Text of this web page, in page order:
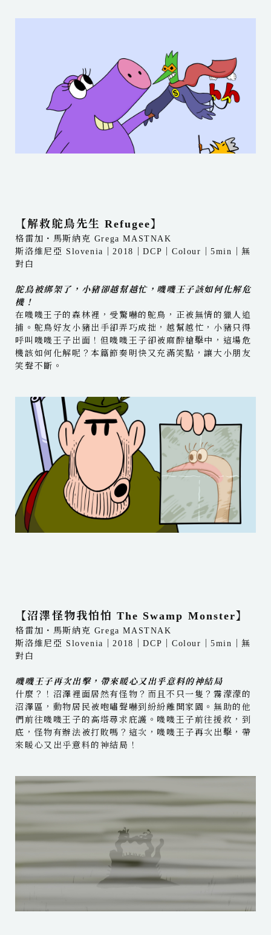
【解救鴕鳥先生 Refugee】
格雷加・馬斯納克 Grega MASTNAK
斯洛維尼亞 Slovenia｜2018｜DCP｜Colour｜5min｜無
對白
鴕鳥被綁架了，小豬卻越幫越忙，嘰嘰王子該如何化解危
機！
在嘰嘰王子的森林裡，受驚嚇的鴕鳥，正被無情的獵人追
捕。鴕鳥好友小豬出手卻弄巧成拙，越幫越忙，小豬只得
呼叫嘰嘰王子出面！但嘰嘰王子卻被麻醉槍擊中，這場危
機該如何化解呢？本篇節奏明快又充滿笑點，讓大小朋友
笑聲不斷。
【沼澤怪物我怕怕 The Swamp Monster】
格雷加・馬斯納克 Grega MASTNAK
斯洛維尼亞 Slovenia｜2018｜DCP｜Colour｜5min｜無
對白
嘰嘰王子再次出擊，帶來暖心又出乎意料的神結局
什麼？！沼澤裡面居然有怪物？而且不只一隻？霧濛濛的
沼澤區，動物居民被咆嘯聲嚇到紛紛離開家園。無助的他
們前往嘰嘰王子的高塔尋求庇護。嘰嘰王子前往援救，到
底，怪物有辦法被打敗嗎？這次，嘰嘰王子再次出擊，帶
來暖心又出乎意料的神結局！